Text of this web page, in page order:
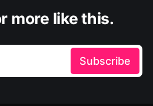
more like this.
Subscribe